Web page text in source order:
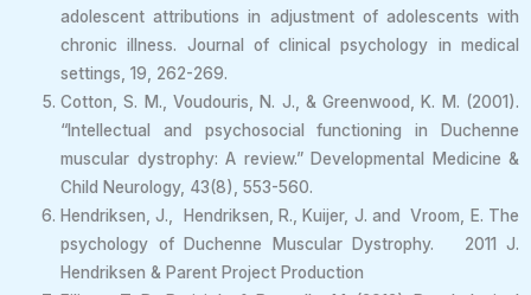
adolescent attributions in adjustment of adolescents with
chronic illness. Journal of clinical psychology in medical
settings, 19, 262-269.
Cotton, S. M., Voudouris, N. J., & Greenwood, K. M. (2001).
“Intellectual and psychosocial functioning in Duchenne
muscular dystrophy: A review.” Developmental Medicine &
Child Neurology, 43(8), 553-560.
Hendriksen, J., Hendriksen, R., Kuijer, J. and Vroom, E. The
psychology of Duchenne Muscular Dystrophy. 2011 J.
Hendriksen & Parent Project Production